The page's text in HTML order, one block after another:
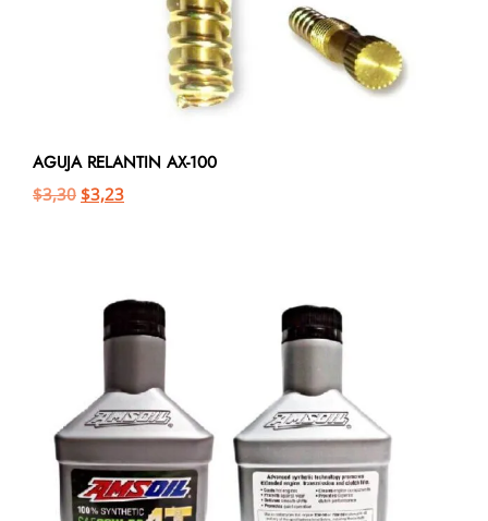
AGUJA RELANTIN AX-100
$3,30 $3,23